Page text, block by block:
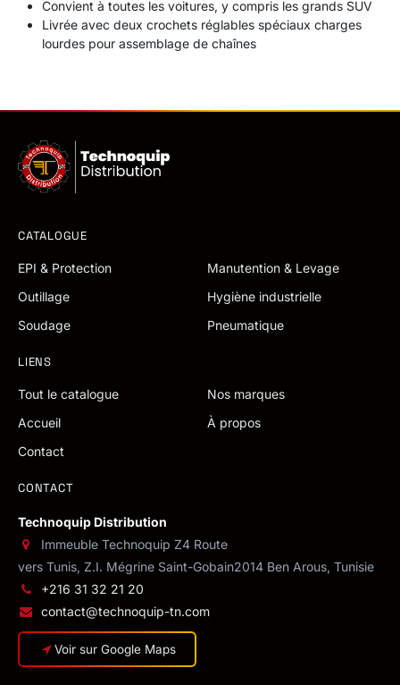
Convient à toutes les voitures, y compris les grands SUV
Livrée avec deux crochets réglables spéciaux charges
lourdes pour assemblage de chaînes
CATALOGUE
EPI & Protection
Manutention & Levage
Outillage
Hygiène industrielle
Soudage
Pneumatique
LIENS
Tout le catalogue
Nos marques
Accueil
À propos
Contact
CONTACT
Technoquip Distribution
Immeuble Technoquip Z4 Route
vers Tunis, Z.I. Mégrine Saint-Gobain2014 Ben Arous, Tunisie
+216 31 32 21 20
contact@technoquip-tn.com
Voir sur Google Maps